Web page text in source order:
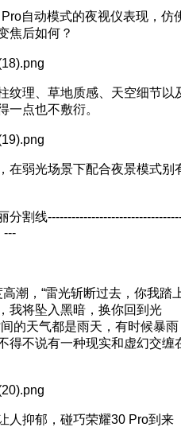
自动模式的夜视仪表现，仿
焦后如何？
纹理、草地质感、天空细节以
一点也不敷衍。
在弱光场景下配合夜景模式别
分割线
---
潮，“雷光斩断过去，你我踏
我将坠入黑暗，换你回到光
的天气都是雨天，有时候暴雨
得不说有一种现实和虚幻交缠
人抑郁，碰巧荣耀30 Pro到来